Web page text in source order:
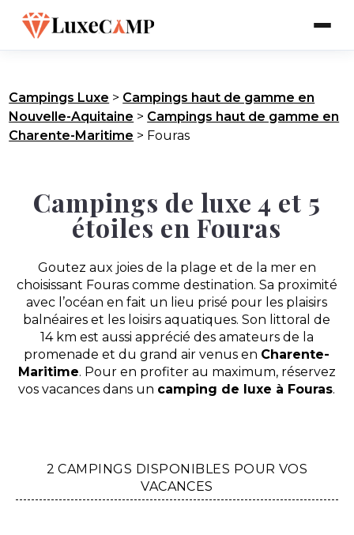
Campings Luxe > Campings haut de gamme en
Nouvelle-Aquitaine > Campings haut de gamme en
Charente-Maritime > Fouras
Campings de luxe 4 et 5
étoiles en Fouras
Goutez aux joies de la plage et de la mer en
choisissant Fouras comme destination. Sa proximité
avec l’océan en fait un lieu prisé pour les plaisirs
balnéaires et les loisirs aquatiques. Son littoral de
14 km est aussi apprécié des amateurs de la
promenade et du grand air venus en Charente-
Maritime. Pour en profiter au maximum, réservez
vos vacances dans un camping de luxe à Fouras.
2 CAMPINGS DISPONIBLES POUR VOS
VACANCES